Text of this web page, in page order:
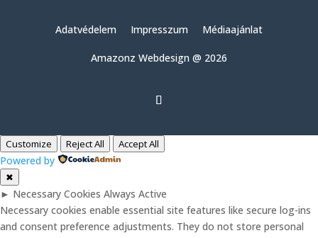
Adatvédelem Impresszum Médiaajánlat
Amazonz Webdesign @ 2026
Customize Reject All Accept All
Powered by
✖
► Necessary Cookies Always Active
Necessary cookies enable essential site features like secure log-ins
and consent preference adjustments. They do not store personal